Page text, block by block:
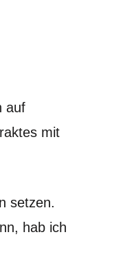
auf
mit
setzen.
hab ich